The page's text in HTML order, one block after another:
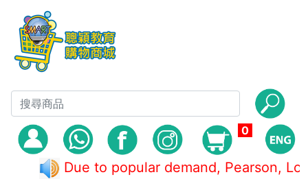
0
Due to popular demand, Pearson,